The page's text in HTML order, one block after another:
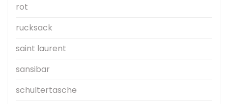
rot
rucksack
saint laurent
sansibar
schultertasche